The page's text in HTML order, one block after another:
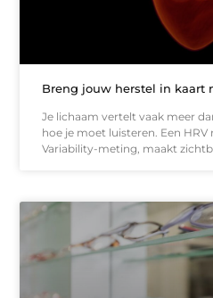
Breng jouw herstel in kaart
Je lichaam vertelt vaak meer
hoe je moet luisteren. Een
Variability-meting, maakt